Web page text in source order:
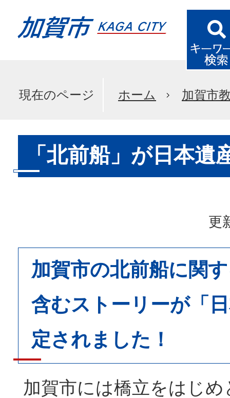
現在のページ ホーム 加賀市
「北前船」が日本遺
更
加賀市の北前船に関
含むストーリーが「
定されました！
加賀市には橋立をはじ